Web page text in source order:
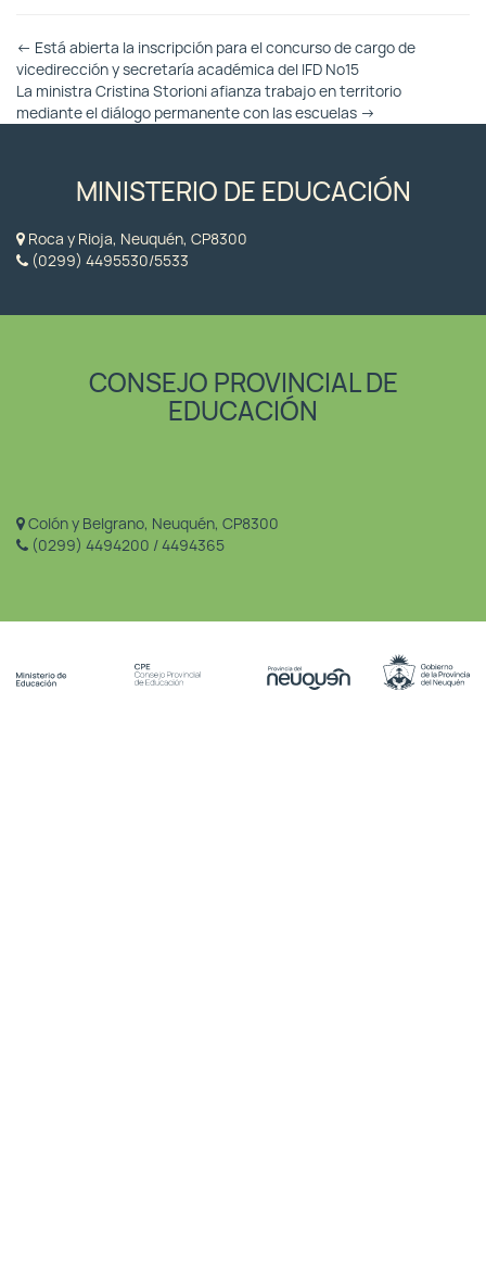
Otras
Entradas
← Está abierta la inscripción para el concurso de cargo de
vicedirección y secretaría académica del IFD Nº15
La ministra Cristina Storioni afianza trabajo en territorio
mediante el diálogo permanente con las escuelas →
MINISTERIO DE EDUCACIÓN
Roca y Rioja, Neuquén, CP8300
(0299) 4495530/5533
CONSEJO PROVINCIAL DE
EDUCACIÓN
Colón y Belgrano, Neuquén, CP8300
(0299) 4494200 / 4494365